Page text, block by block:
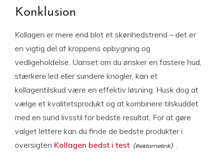
Konklusion
Kollagen er mere end blot et skønhedstrend – det er
en vigtig del af kroppens opbygning og
vedligeholdelse. Uanset om du ønsker en fastere hud,
stærkere led eller sundere knogler, kan et
kollagentilskud være en effektiv løsning. Husk dog at
vælge et kvalitetsprodukt og at kombinere tilskuddet
med en sund livsstil for bedste resultat. For at gøre
valget lettere kan du finde de bedste produkter i
oversigten Kollagen bedst i test .